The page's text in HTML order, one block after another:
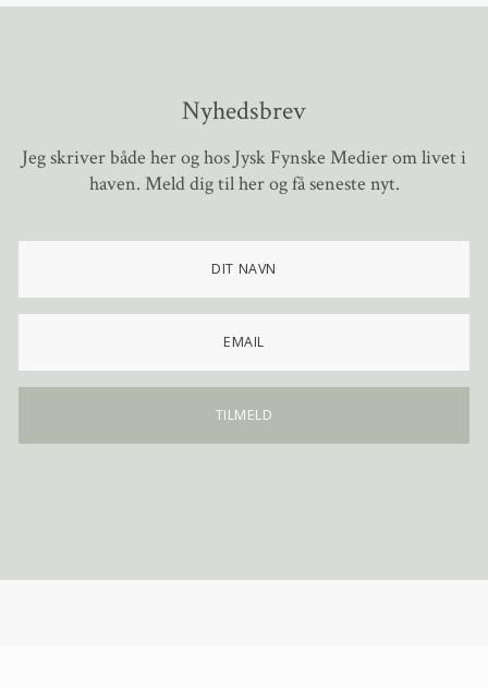
Nyhedsbrev
Jeg skriver både her og hos Jysk Fynske Medier om livet i
haven. Meld dig til her og få seneste nyt.